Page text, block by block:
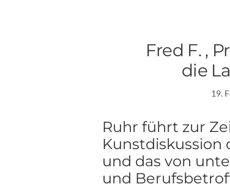
Fred F. ,
die
19.
Ruhr führt zur
Kunstdiskussion
und das von
und